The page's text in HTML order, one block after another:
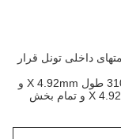
داخلی تونل قرار
نمونه شامل 12 قطعه ضخامت 310mm * 1110mm طول X 4.92mm و
x 650mm طول X 4.92 mm و تمام بخش